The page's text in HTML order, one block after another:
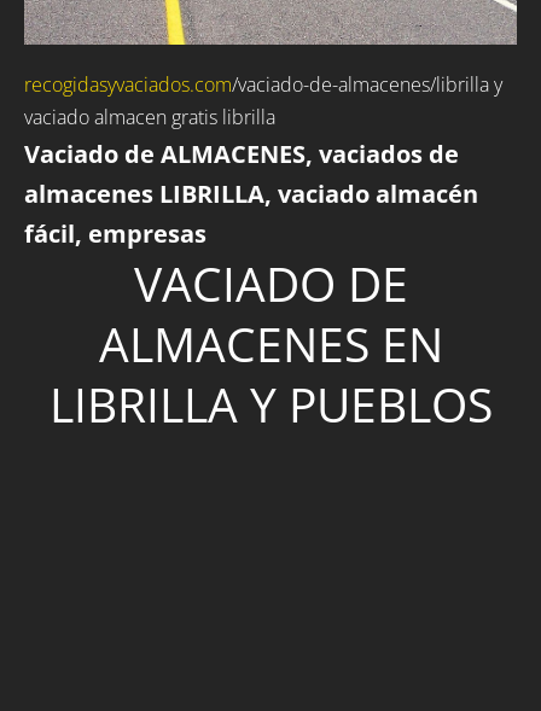
recogidasyvaciados.com/vaciado-de-almacenes/librilla y
vaciado almacen gratis librilla
Vaciado de ALMACENES, vaciados de
almacenes LIBRILLA, vaciado almacén
fácil, empresas
VACIADO DE
ALMACENES EN
LIBRILLA Y PUEBLOS